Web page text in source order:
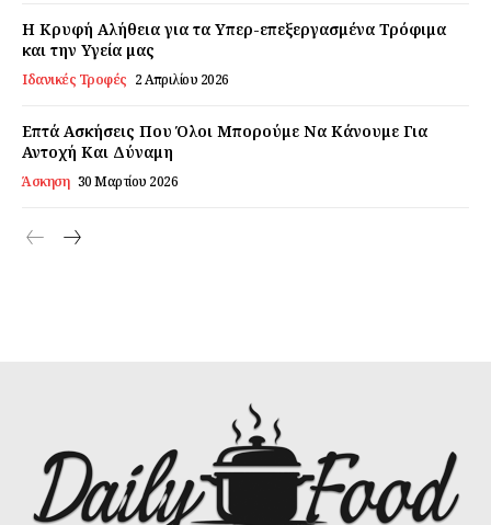
Αποποίηση Ευθυνών
Ο λογαριασμός μου
Επικοινωνία
Η Κρυφή Αλήθεια για τα Υπερ-επεξεργασμένα Τρόφιμα
και την Υγεία μας
Ιδανικές Τροφές 2 Απριλίου 2026
Επτά Ασκήσεις Που Όλοι Μπορούμε Να Κάνουμε Για
Αντοχή Και Δύναμη
Άσκηση 30 Μαρτίου 2026